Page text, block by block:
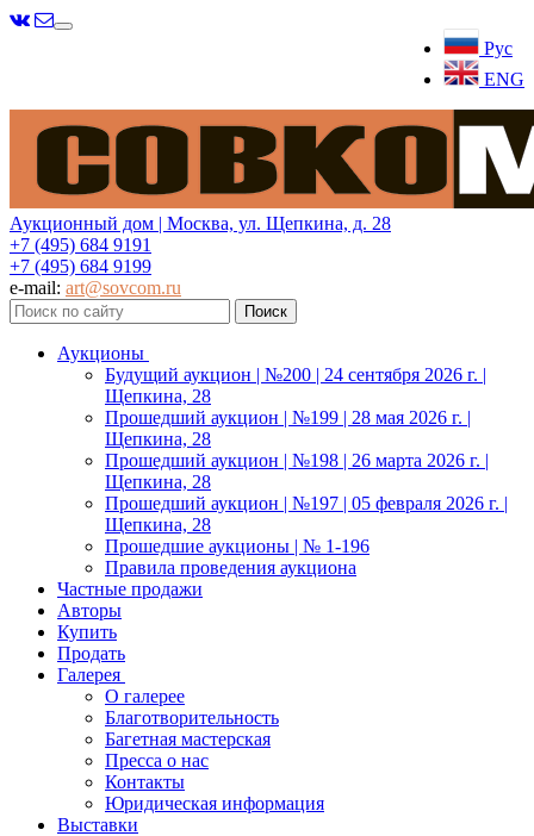
Рус
ENG
Меню
Аукционный дом | Москва, ул. Щепкина, д. 28
+7 (495) 684 9191
+7 (495) 684 9199
e-mail: art@sovcom.ru
Аукционы
Будущий аукцион | №200 | 24 сентября 2026 г. |
Щепкина, 28
Прошедший аукцион | №199 | 28 мая 2026 г. |
Щепкина, 28
Прошедший аукцион | №198 | 26 марта 2026 г. |
Щепкина, 28
Прошедший аукцион | №197 | 05 февраля 2026 г. |
Щепкина, 28
Прошедшие аукционы | № 1-196
Правила проведения аукциона
Частные продажи
Авторы
Купить
Продать
Галерея
О галерее
Благотворительность
Багетная мастерская
Пресса о нас
Контакты
Юридическая информация
Выставки